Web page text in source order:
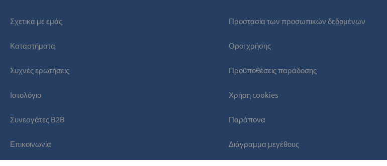
Σχετικά με εμάς
Καταστήματα
Συχνές ερωτήσεις
Ιστολόγιο
Συνεργάτες B2B
Επικοινωνία
Προστασία των προσωπικών δεδομένων
Οροι χρήσης
Προϋποθέσεις παράδοσης
Χρήση cookies
Παράπονα
Διάγραμμα μεγέθους